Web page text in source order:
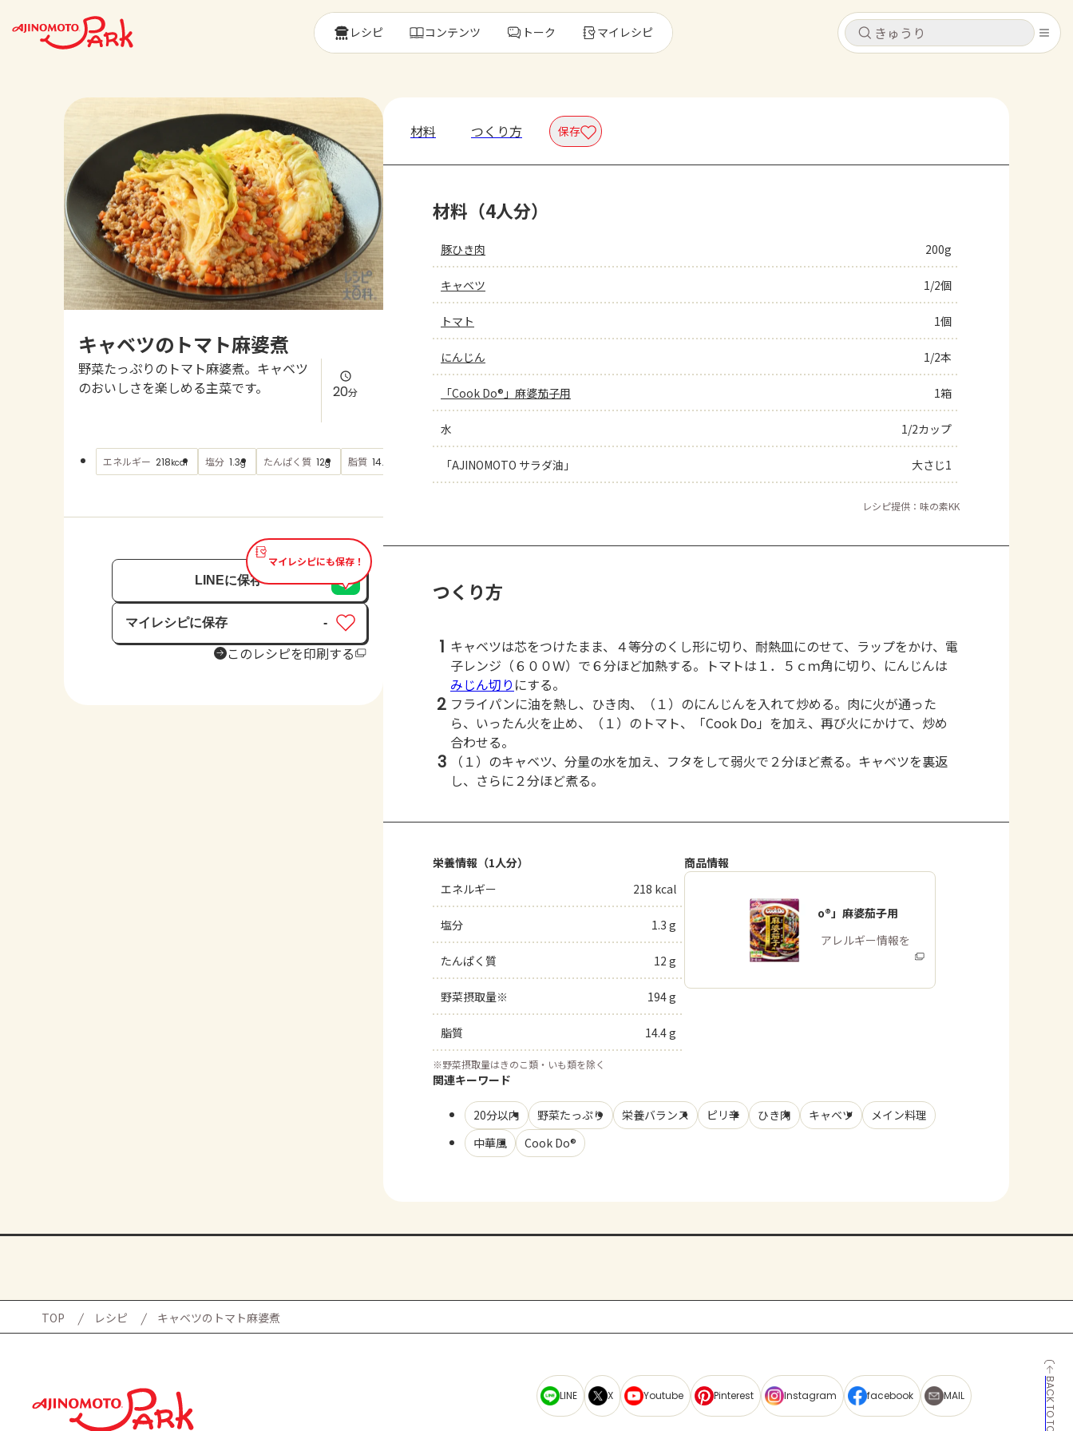
キャンセル
レシピ
トーク
よくあるお問い合わせ
AJINOMOTO PARK とは
キャンセル
レシピ コンテンツ トーク マイレシピ
キャベツのトマト麻婆煮
野菜たっぷりのトマト麻婆煮。キャベツ
のおいしさを楽しめる主菜です。
20分
エネルギー 218kcal 塩分 1.3g たんぱく質 12g 脂質 14.4 もっと見る
マイレシピにも保存！
LINEに保存
マイレシピに保存
保存済み
-
このレシピを印刷する
材料 つくり方 保存
材料（4人分）
豚ひき肉 200g
キャベツ 1/2個
トマト 1個
にんじん 1/2本
「Cook Do®」麻婆茄子用 1箱
水 1/2カップ
「AJINOMOTO サラダ油」 大さじ1
レシピ提供：味の素KK
つくり方
1 キャベツは芯をつけたまま、４等分のくし形に切り、耐熱皿にのせて、ラップをかけ、電
子レンジ（６００Ｗ）で６分ほど加熱する。トマトは１．５ｃｍ角に切り、にんじんは
みじん切り にする。
2 フライパンに油を熱し、ひき肉、（１）のにんじんを入れて炒める。肉に火が通った
ら、いったん火を止め、（１）のトマト、「Cook Do」を加え、再び火にかけて、炒め
合わせる。
3
（１）のキャベツ、分量の水を加え、フタをして弱火で２分ほど煮る。キャベツを裏返
し、さらに２分ほど煮る。
栄養情報（1人分）
エネルギー
218 kcal
塩分 1.3 g
たんぱく質 12 g
野菜摂取量※ 194 g
脂質 14.4 g
※野菜摂取量はきのこ類・いも類を除く
商品情報
「Cook Do®」麻婆茄子用
商品・アレルギー情報を
みる
関連キーワード
20分以内 野菜たっぷり 栄養バランス ピリ辛 ひき肉 キャベツ
メイン料理
中華風
Cook Do®
TOP レシピ キャベツのトマト麻婆煮
BACK TO TOP
LINE X Youtube Pinterest Instagram facebook MAIL